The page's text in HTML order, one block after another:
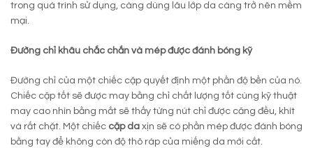
trong quá trình sử dụng, càng dùng lâu lớp da càng trở nên mềm
mại.
Đường chỉ khâu chắc chắn và mép được đánh bóng kỹ
Đường chỉ của một chiếc cặp quyết định một phần độ bền của nó.
Chiếc cặp tốt sẽ được may bằng chỉ chất lượng tốt cùng kỹ thuật
may cao nhìn bằng mắt sẽ thấy từng nút chỉ được căng đều, khít
và rất chặt. Một chiếc cặp da xịn sẽ có phần mép được đánh bóng
bằng tay để không còn độ thô ráp của miếng da mới cắt.